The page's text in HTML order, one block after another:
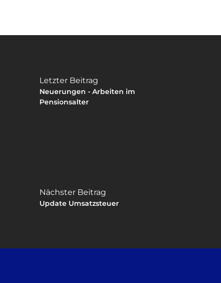
Letzter Beitrag
Neuerungen - Arbeiten im
Pensionsalter
Nächster Beitrag
Update Umsatzsteuer